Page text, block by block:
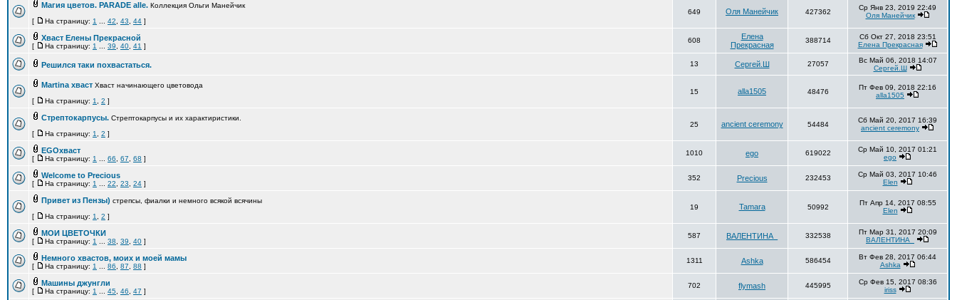
Магия цветов. PARADE alle. Коллекция Ольги Манейчик
[
На страницу: 1 42 43 44 ]
649 Оля Манейчик 427362
Ср Янв 23, 2019 22:49
Оля Манейчик
Хваст Елены Прекрасной
[ На страницу: 1 39 40 41 ]
608
Елена
Прекрасная
388714
Сб Окт 27, 2018 23:51
Елена Прекрасная
Решился таки похвастаться. 13 Сергей.Ш 27057
Вс Май 06, 2018 14:07
Сергей.Ш
Martina хваст Хваст начинающего цветовода
[
На страницу: 1 2 ]
15 alla1505 48476
Пт Фев 09, 2018 22:16
alla1505
Стрептoкарпусы. Стрептoкарпусы и их характиристики.
[
На страницу: 1 2 ]
25 ancient ceremony 54484
Сб Май 20, 2017 16:39
ancient ceremony
EGOхваст
[ На страницу: 1 66 67 68 ]
1010 ego 619022
Ср Май 10, 2017 01:21
ego
Welcome to Precious
[ На страницу: 1 22 23 24 ]
352 Precious 232453
Ср Май 03, 2017 10:46
Elen
Привет из Пензы) стрепсы, фиалки и немного всякой всячины
[
На страницу: 1 2 ]
19 Tamara 50992
Пт Апр 14, 2017 08:55
Elen
МОИ ЦВЕТОЧКИ
[ На страницу: 1 38 39 40 ]
587 ВАЛЕНТИНА_ 332538
Пт Мар 31, 2017 20:09
ВАЛЕНТИНА_
Немного хвастов, моих и моей мамы
[ На страницу: 1 86 87 88 ]
1311 Ashka 586454
Вт Фев 28, 2017 06:44
Ashka
Машины джунгли
[ На страницу: 1 45 46 47 ]
702 flymash 445995
Ср Фев 15, 2017 08:36
iriss